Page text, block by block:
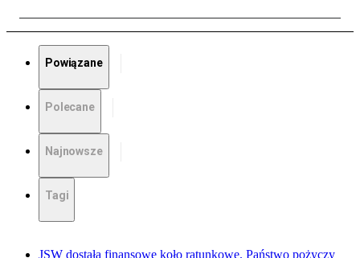
Powiązane
Polecane
Najnowsze
Tagi
JSW dostała finansowe koło ratunkowe. Państwo pożyczy